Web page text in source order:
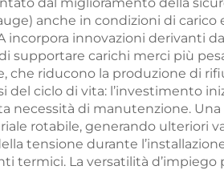
anche in condizioni di
incorpora innovazioni derivanti
supportare carichi merci più
che riducono la produzione di
del ciclo di vita: l’investimento
necessità di manutenzione.
rotabile, generando ulteriori
tensione durante
termici. La versatilità